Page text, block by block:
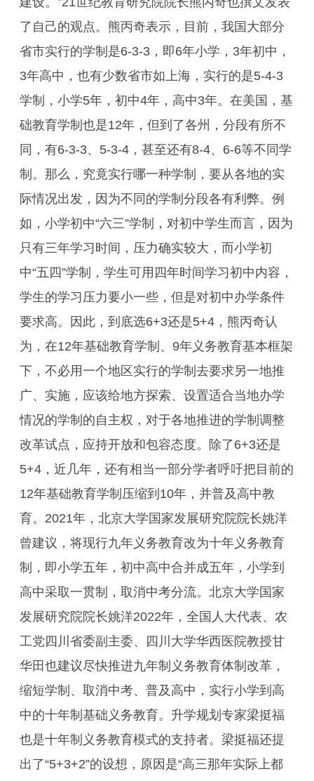
了自己的观点。熊丙奇表示，目前，我国大部分
省市实行的学制是6-3-3，即6年小学，3年初中，
3年高中，也有少数省市如上海，实行的是5-4-3
学制，小学5年，初中4年，高中3年。在美国，基
础教育学制也是12年，但到了各州，分段有所不
同，有6-3-3、5-3-4，甚至还有8-4、6-6等不同学
制。那么，究竟实行哪一种学制，要从各地的实
际情况出发，因为不同的学制分段各有利弊。例
如，小学初中“六三”学制，对初中学生而言，因为
只有三年学习时间，压力确实较大，而小学初
中“五四”学制，学生可用四年时间学习初中内容，
学生的学习压力要小一些，但是对初中办学条件
要求高。因此，到底选6+3还是5+4，熊丙奇认
为，在12年基础教育学制、9年义务教育基本框架
下，不必用一个地区实行的学制去要求另一地推
广、实施，应该给地方探索、设置适合当地办学
情况的学制的自主权，对于各地推进的学制调整
改革试点，应持开放和包容态度。除了6+3还是
5+4，近几年，还有相当一部分学者呼吁把目前的
12年基础教育学制压缩到10年，并普及高中教
育。2021年，北京大学国家发展研究院院长姚洋
曾建议，将现行九年义务教育改为十年义务教育
制，即小学五年，初中高中合并成五年，小学到
高中采取一贯制，取消中考分流。北京大学国家
发展研究院院长姚洋2022年，全国人大代表、农
工党四川省委副主委、四川大学华西医院教授甘
华田也建议尽快推进九年制义务教育体制改革，
缩短学制、取消中考、普及高中，实行小学到高
中的十年制基础义务教育。升学规划专家梁挺福
也是十年制义务教育模式的支持者。梁挺福还提
出了“5+3+2”的设想，原因是“高三那年实际上都